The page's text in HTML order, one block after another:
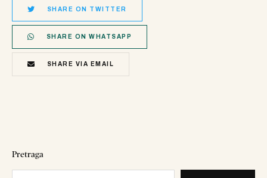
SHARE ON TWITTER
SHARE ON WHATSAPP
SHARE VIA EMAIL
Pretraga